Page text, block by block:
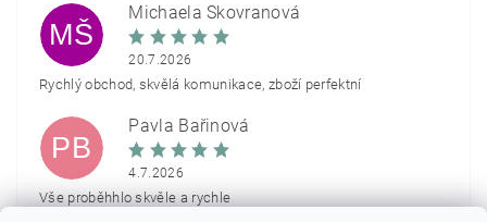
MŠ
Michaela Škovranová
20.7.2026
Rychlý obchod, skvělá komunikace, zboží perfektní
PB
Pavla Bařinová
4.7.2026
Vše proběhhlo skvěle a rychle